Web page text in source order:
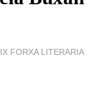
IX FORXA LITERARIA